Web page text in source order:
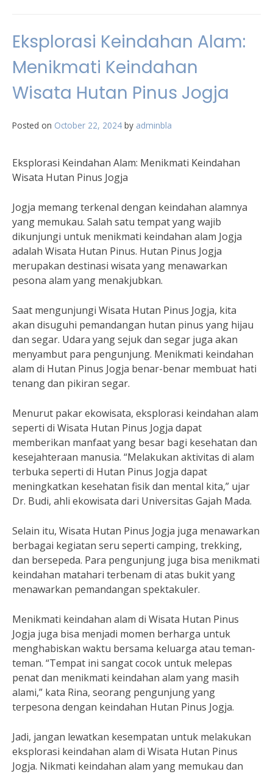
Eksplorasi Keindahan Alam:
Menikmati Keindahan
Wisata Hutan Pinus Jogja
Posted on October 22, 2024 by adminbla
Eksplorasi Keindahan Alam: Menikmati Keindahan
Wisata Hutan Pinus Jogja
Jogja memang terkenal dengan keindahan alamnya
yang memukau. Salah satu tempat yang wajib
dikunjungi untuk menikmati keindahan alam Jogja
adalah Wisata Hutan Pinus. Hutan Pinus Jogja
merupakan destinasi wisata yang menawarkan
pesona alam yang menakjubkan.
Saat mengunjungi Wisata Hutan Pinus Jogja, kita
akan disuguhi pemandangan hutan pinus yang hijau
dan segar. Udara yang sejuk dan segar juga akan
menyambut para pengunjung. Menikmati keindahan
alam di Hutan Pinus Jogja benar-benar membuat hati
tenang dan pikiran segar.
Menurut pakar ekowisata, eksplorasi keindahan alam
seperti di Wisata Hutan Pinus Jogja dapat
memberikan manfaat yang besar bagi kesehatan dan
kesejahteraan manusia. “Melakukan aktivitas di alam
terbuka seperti di Hutan Pinus Jogja dapat
meningkatkan kesehatan fisik dan mental kita,” ujar
Dr. Budi, ahli ekowisata dari Universitas Gajah Mada.
Selain itu, Wisata Hutan Pinus Jogja juga menawarkan
berbagai kegiatan seru seperti camping, trekking,
dan bersepeda. Para pengunjung juga bisa menikmati
keindahan matahari terbenam di atas bukit yang
menawarkan pemandangan spektakuler.
Menikmati keindahan alam di Wisata Hutan Pinus
Jogja juga bisa menjadi momen berharga untuk
menghabiskan waktu bersama keluarga atau teman-
teman. “Tempat ini sangat cocok untuk melepas
penat dan menikmati keindahan alam yang masih
alami,” kata Rina, seorang pengunjung yang
terpesona dengan keindahan Hutan Pinus Jogja.
Jadi, jangan lewatkan kesempatan untuk melakukan
eksplorasi keindahan alam di Wisata Hutan Pinus
Jogja. Nikmati keindahan alam yang memukau dan